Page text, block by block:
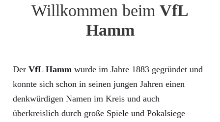
Willkommen beim VfL
Hamm
Der VfL Hamm wurde im Jahre 1883 gegründet und
konnte sich schon in seinen jungen Jahren einen
denkwürdigen Namen im Kreis und auch
überkreislich durch große Spiele und Pokalsiege